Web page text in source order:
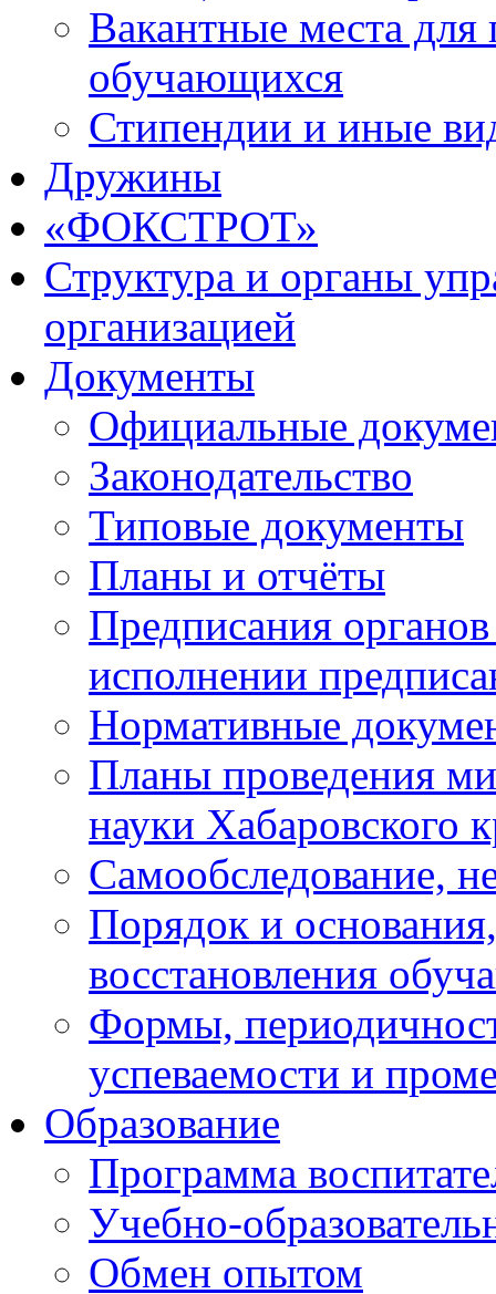
Вакантные места для
обучающихся
Стипендии и иные
Дружины
«ФОКСТРОТ»
Структура и органы
организацией
Документы
Официальные
Законодательство
Типовые документы
Планы и отчёты
Предписания
исполнении
Нормативные
Планы проведения
науки Хабаровского
Самообследование,
Порядок и
восстановления
Формы,
успеваемости и
Образование
Программа
Учебно-
Обмен опытом